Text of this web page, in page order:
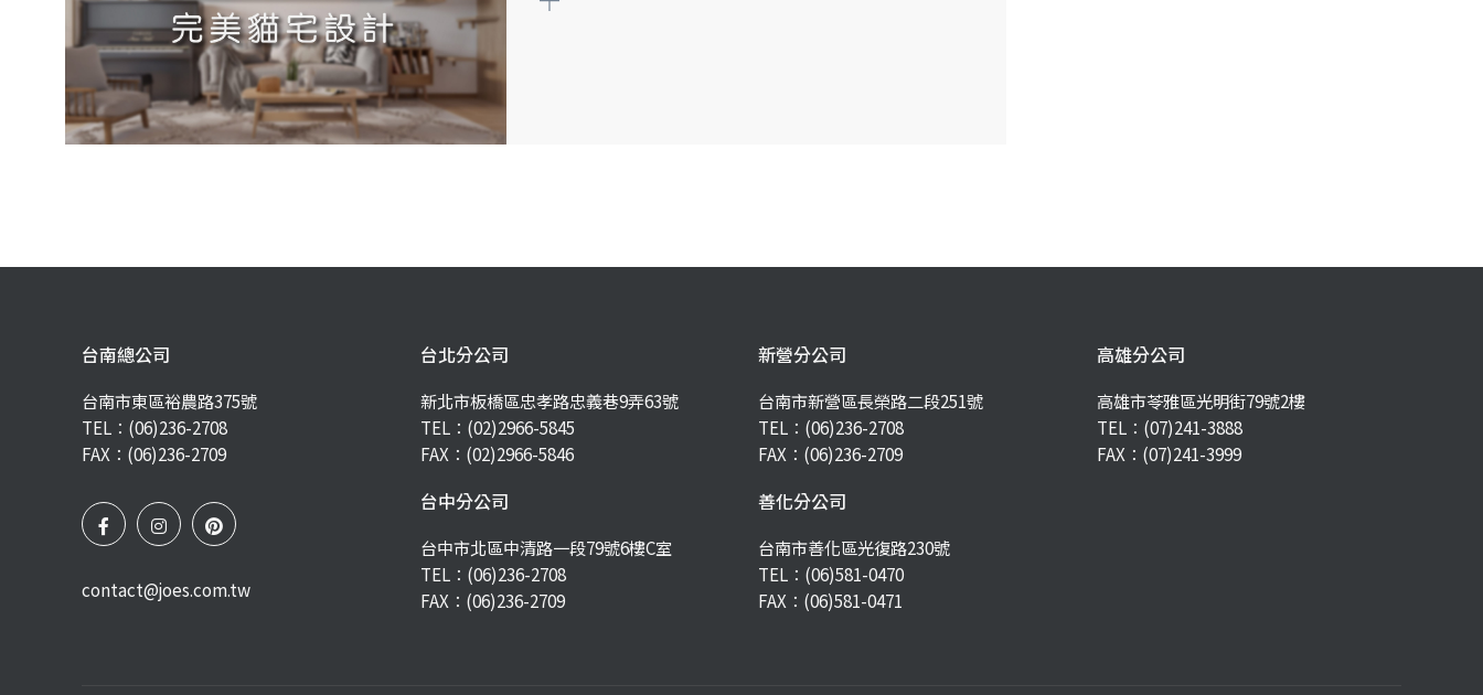
台南總公司
台南市東區裕農路375號
TEL： (06)236-2708
FAX：(06)236-2709
contact@joes.com.tw
台北分公司
新北市板橋區忠孝路忠義巷9弄63號
TEL： (02)2966-5845
FAX：(02)2966-5846
台中分公司
台中市北區中清路一段79號6樓C室
TEL： (06)236-2708
FAX：(06)236-2709
新營分公司
台南市新營區長榮路二段251號
TEL： (06)236-2708
FAX：(06)236-2709
善化分公司
台南市善化區光復路230號
TEL： (06)581-0470
FAX：(06)581-0471
高雄分公司
高雄市苓雅區光明街79號2樓
TEL： (07)241-3888
FAX：(07)241-3999